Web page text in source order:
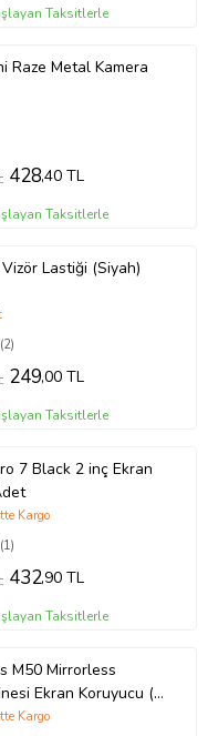
Taksitlerle
Raze Metal Kamera
428,40 TL
Taksitlerle
Lastiği (Siyah)
(2)
249,00 TL
Taksitlerle
7 Black 2 inç Ekran
(1)
Kargo
432,90 TL
Taksitlerle
M50 Mirrorless
Ekran Koruyucu (2
Kargo